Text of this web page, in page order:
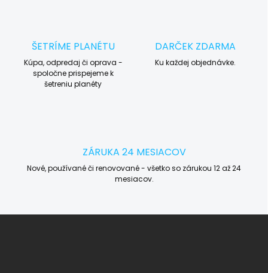
ŠETRÍME PLANÉTU
Kúpa, odpredaj či oprava -
spoločne prispejeme k
šetreniu planéty
DARČEK ZDARMA
Ku každej objednávke.
ZÁRUKA 24 MESIACOV
Nové, používané či renovované - všetko so zárukou 12 až 24
mesiacov.